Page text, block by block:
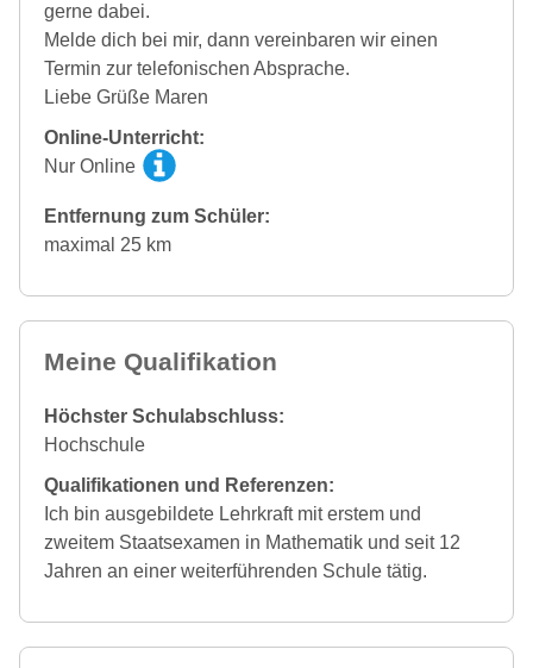
gerne dabei.
Melde dich bei mir, dann vereinbaren wir einen
Termin zur telefonischen Absprache.
Liebe Grüße Maren
Online-Unterricht:
Nur Online
Entfernung zum Schüler:
maximal 25 km
Meine Qualifikation
Höchster Schulabschluss:
Hochschule
Qualifikationen und Referenzen:
Ich bin ausgebildete Lehrkraft mit erstem und
zweitem Staatsexamen in Mathematik und seit 12
Jahren an einer weiterführenden Schule tätig.